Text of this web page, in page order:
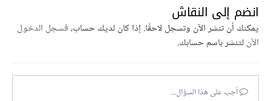
انضم إلى النقاش
يمكنك أن تنشر الآن وتسجل لاحقًا. إذا كان لديك حساب،فسجل الدخول
الآنلتنشر باسم حسابك.
أجب على هذا السؤال...